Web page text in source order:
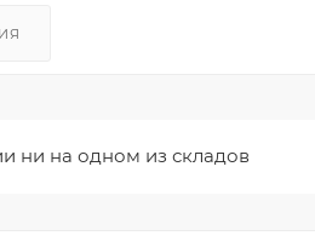
ни на одном из складов